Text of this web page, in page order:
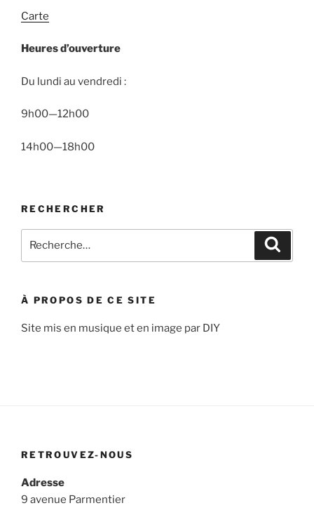
Carte
Heures d’ouverture
Du lundi au vendredi :
9h00—12h00
14h00—18h00
RECHERCHER
pour
À PROPOS DE CE SITE
Site mis en musique et en image par DIY
RETROUVEZ-NOUS
Adresse
9 avenue Parmentier